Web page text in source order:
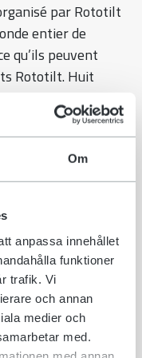
Om
anpassa innehållet
funktioner
trafik. Vi
och annan
medier och
med.
par Rototilt
entier de
qu’ils peuvent
Rototilt. Huit
de l’Ontario,
l’édition
cru que je
Excavator
formidable de
et plus
ma famille,